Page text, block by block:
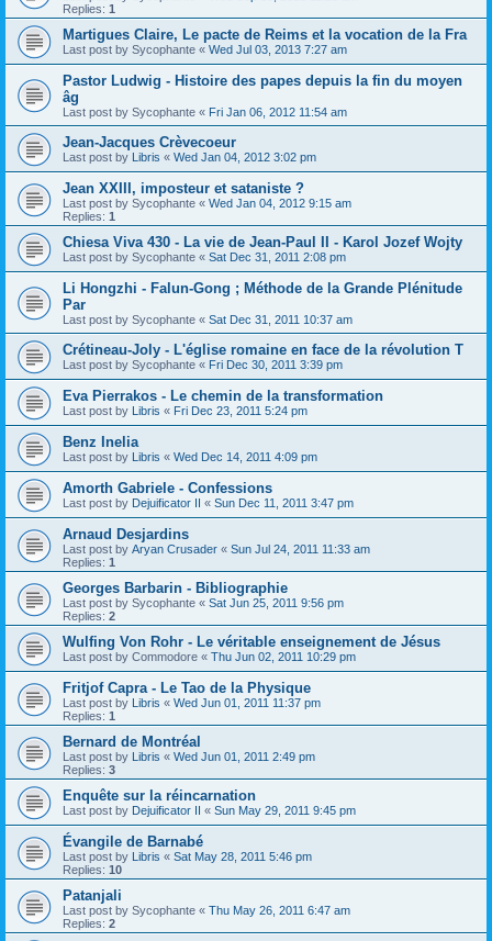
Replies: 1
Martigues Claire, Le pacte de Reims et la vocation de la Fra
Last post by Sycophante « Wed Jul 03, 2013 7:27 am
Pastor Ludwig - Histoire des papes depuis la fin du moyen
âg
Last post by Sycophante « Fri Jan 06, 2012 11:54 am
Jean-Jacques Crèvecoeur
Last post by Libris « Wed Jan 04, 2012 3:02 pm
Jean XXIII, imposteur et sataniste ?
Last post by Sycophante « Wed Jan 04, 2012 9:15 am
Replies: 1
Chiesa Viva 430 - La vie de Jean-Paul II - Karol Jozef Wojty
Last post by Sycophante « Sat Dec 31, 2011 2:08 pm
Li Hongzhi - Falun-Gong ; Méthode de la Grande Plénitude
Par
Last post by Sycophante « Sat Dec 31, 2011 10:37 am
Crétineau-Joly - L'église romaine en face de la révolution T
Last post by Sycophante « Fri Dec 30, 2011 3:39 pm
Eva Pierrakos - Le chemin de la transformation
Last post by Libris « Fri Dec 23, 2011 5:24 pm
Benz Inelia
Last post by Libris « Wed Dec 14, 2011 4:09 pm
Amorth Gabriele - Confessions
Last post by Dejuificator II « Sun Dec 11, 2011 3:47 pm
Arnaud Desjardins
Last post by Aryan Crusader « Sun Jul 24, 2011 11:33 am
Replies: 1
Georges Barbarin - Bibliographie
Last post by Sycophante « Sat Jun 25, 2011 9:56 pm
Replies: 2
Wulfing Von Rohr - Le véritable enseignement de Jésus
Last post by Commodore « Thu Jun 02, 2011 10:29 pm
Fritjof Capra - Le Tao de la Physique
Last post by Libris « Wed Jun 01, 2011 11:37 pm
Replies: 1
Bernard de Montréal
Last post by Libris « Wed Jun 01, 2011 2:49 pm
Replies: 3
Enquête sur la réincarnation
Last post by Dejuificator II « Sun May 29, 2011 9:45 pm
Évangile de Barnabé
Last post by Libris « Sat May 28, 2011 5:46 pm
Replies: 10
Patanjali
Last post by Sycophante « Thu May 26, 2011 6:47 am
Replies: 2